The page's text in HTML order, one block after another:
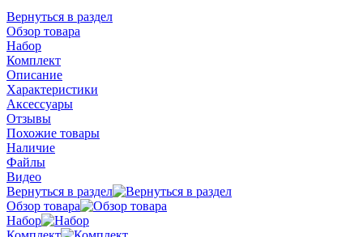
Вернуться в раздел
Обзор товара
Набор
Комплект
Описание
Характеристики
Аксессуары
Отзывы
Похожие товары
Наличие
Файлы
Видео
Вернуться в раздел
Обзор товара
Набор